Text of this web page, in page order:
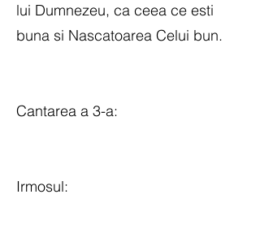
lui Dumnezeu, ca ceea ce esti
buna si Nascatoarea Celui bun.
Cantarea a 3-a:
Irmosul: